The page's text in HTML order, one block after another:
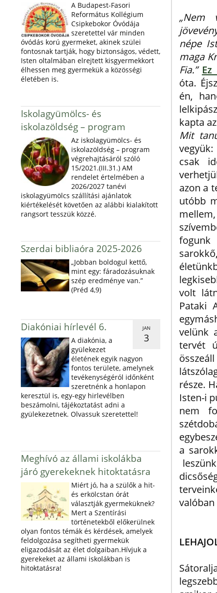
A Budapest-Fasori
Református Kollégium
Csipkebokor Óvódája
szeretettel vár minden
óvódás korú gyermeket, akinek szülei
fontosnak tartják, hogy biztonságos, védett,
Isten oltalmában elrejtett kisgyermekkort
élhessen meg gyermekük a közösségi
életében is.
Iskolagyümölcs- és
iskolazöldség – program
Az iskolagyümölcs- és
iskolazöldség – program
végrehajtásáról szóló
15/2021.(III.31.) AM
rendelet értelmében a
2026/2027 tanévi
iskolagyümölcs szállítási ajánlatok
kiértékelését követően az alábbi kialakított
rangsort tesszük közzé.
Szerdai bibliaóra 2025-2026
„Jobban boldogul kettő,
mint egy: fáradozásuknak
szép eredménye van.”
(Préd 4,9)
JAN
3
Diakóniai hírlevél 6.
A diakónia, a
gyülekezet
életének egyik nagyon
fontos területe, amelynek
tevékenységéról időnként
szeretnénk a honlapon
keresztül is, egy-egy hirlevélben
beszámolni, tájékoztatást adni a
gyülekezetnek. Olvassuk szeretettel!
Meghívó az állami iskolákba
járó gyerekeknek hitoktatásra
Miért jó, ha a szülők a hit-
és erkölcstan órát
választják gyermeküknek?
Mert a Szentírási
történetekből előkerülnek
olyan fontos témák és kérdések, amelyek
feldolgozása segítheti gyermekük
eligazodását az élet dolgaiban.Hívjuk a
gyerekeket az állami iskolákban is
hitoktatásra!
„Nem
népe
maga
Fia.”
óta.
én,
kapta
Mit
csak
azon a
utóbb
volt
Pataki
velünk
tervét
része.
Isten-i
nem
a
valóban